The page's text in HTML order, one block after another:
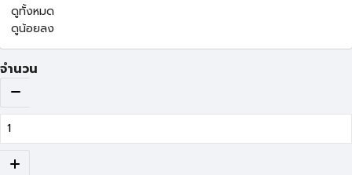
ดูทั้งหมด
ดูน้อยลง
จำนวน